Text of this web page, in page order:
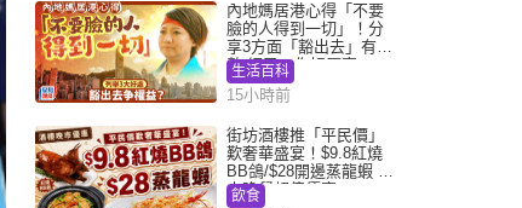
內地媽居港心得「不要
臉的人得到一切」！分
享3方面「豁出去」有著
數 網民：你好厲害
生活百科
15小時前
街坊酒樓推「平民價」
歎奢華盛宴！$9.8紅燒
BB鴿/$28開邊蒸龍蝦 3
大晚餐超值優惠
飲食